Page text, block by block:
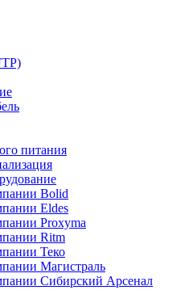
питания
Bolid
Eldes
Proxyma
Ritm
Теко
Магистраль
Сибирский Арсенал